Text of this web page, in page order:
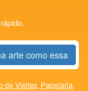
arte como essa
de Visitas, Papelaria,